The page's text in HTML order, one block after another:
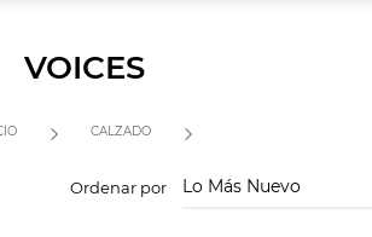
CALZADO
VOICES
Ordenar por